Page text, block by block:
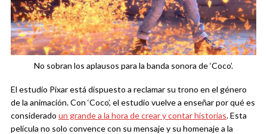
No sobran los aplausos para la banda sonora de ‘Coco’.
El estudio Pixar está dispuesto a reclamar su trono en el género
de la animación. Con ‘Coco’, el estudio vuelve a enseñar por qué es
considerado un grande a la hora de crear y contar historias. Esta
película no solo convence con su mensaje y su homenaje a la